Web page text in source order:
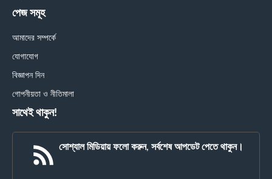
পেজ সমূহ
আমাদের সম্পর্কে
যোগাযোগ
বিজ্ঞাপন দিন
গোপনীয়তা ও নীতিমালা
সাথেই থাকুন!
সোশ্যাল মিডিয়ায় ফলো করুন, সর্বশেষ আপডেট পেতে থাকুন।